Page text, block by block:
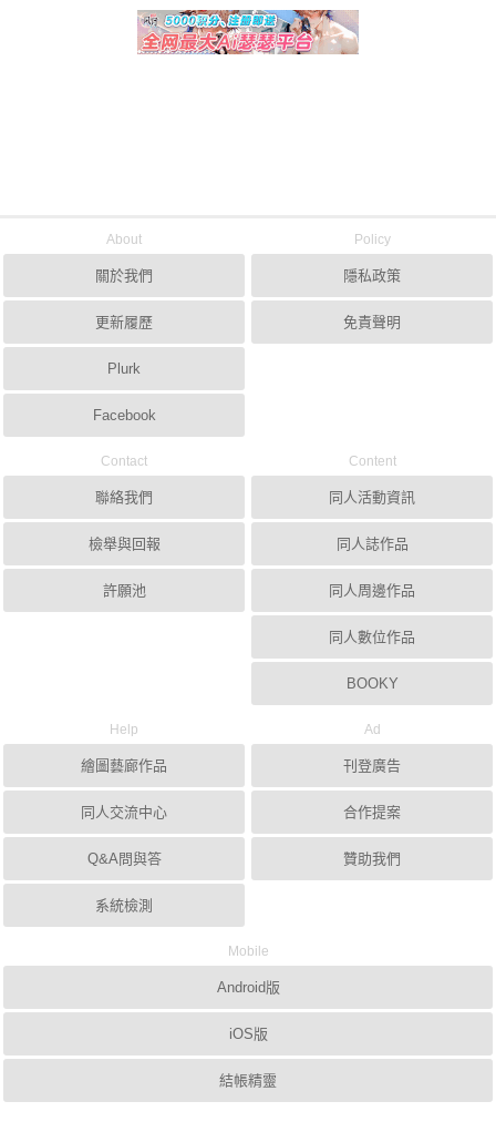
About
關於我們
更新履歷
Plurk
Facebook
Policy
隱私政策
免責聲明
Contact
聯絡我們
檢舉與回報
許願池
Content
同人活動資訊
同人誌作品
同人周邊作品
同人數位作品
BOOKY
Help
繪圖藝廊作品
同人交流中心
Q&A問與答
系統檢測
Ad
刊登廣告
合作提案
贊助我們
Mobile
Android版
iOS版
結帳精靈